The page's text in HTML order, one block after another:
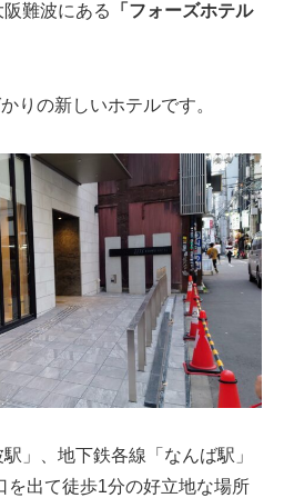
難波にある
「フォーズホテル
りの新しいホテルです。
」、地下鉄各線「なんば駅」
を出て徒歩1分の好立地な場所